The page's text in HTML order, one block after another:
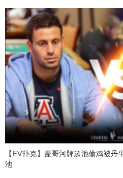
【EV扑克】盖哥河牌超池偷鸡被
池